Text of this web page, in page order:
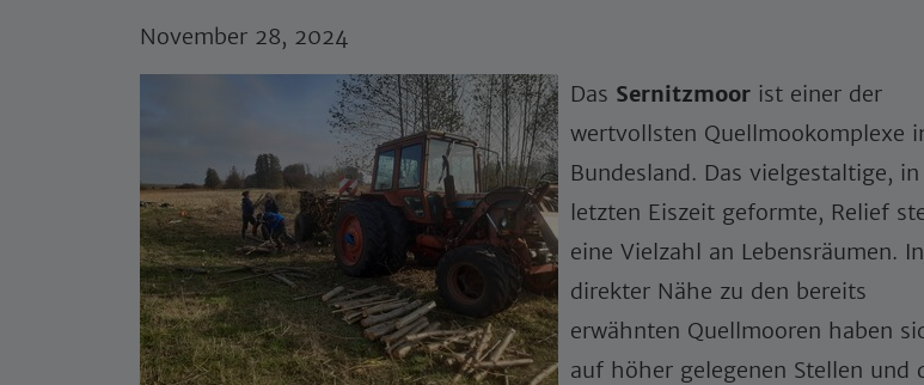
November 28, 2024
Das Sernitzmoor ist einer der
wertvollsten Quellmookomplexe
Bundesland. Das vielgestaltige,
letzten Eiszeit geformte, Relief
eine Vielzahl an Lebensräumen. In
direkter Nähe zu den bereits
erwähnten Quellmooren haben
auf höher gelegenen Stellen und